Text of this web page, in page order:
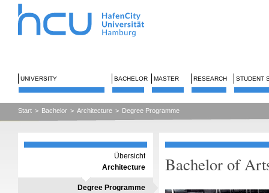
UNIVERSITY BACHELOR MASTER RESEARCH STUDENT
Start > Bachelor > Architecture > Degree Programme
Übersicht
Architecture
Degree Programme
Bachelor of